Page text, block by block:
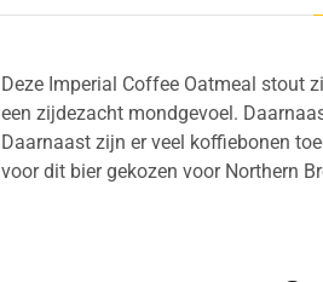
Deze Imperial Coffee Oatmeal stout
een zijdezacht mondgevoel.
Daarnaast zijn er veel koffiebonen
voor dit bier gekozen voor Northern